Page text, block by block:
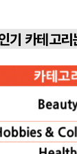
기 카테고리